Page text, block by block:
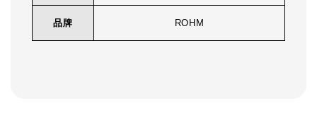
品牌 ROHM